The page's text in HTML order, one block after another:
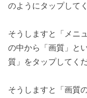
のようにタップして
そうしますと「メニ
の中から「画質」と
質」をタップしてく
そうしますと「画質